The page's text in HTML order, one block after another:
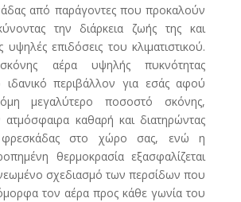
από παράγοντες που προκαλούν
την διάρκεια ζωής της και
υψηλές επιδόσεις του κλιματιστικού.
αέρα υψηλής πυκνότητας
ιδανικό περιβάλλον για εσάς αφού
μεγαλύτερο ποσοστό σκόνης,
καθαρή και διατηρώντας
φρεσκάδας στο χώρο σας, ενώ η
θερμοκρασία εξασφαλίζεται
σχεδιασμό των περσίδων που
τον αέρα προς κάθε γωνία του